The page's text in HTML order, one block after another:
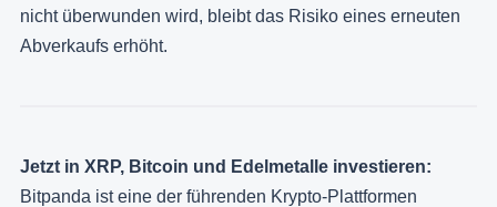
nicht überwunden wird, bleibt das Risiko eines erneuten
Abverkaufs erhöht.
Jetzt in XRP, Bitcoin und Edelmetalle investieren:
Bitpanda ist eine der führenden Krypto-Plattformen